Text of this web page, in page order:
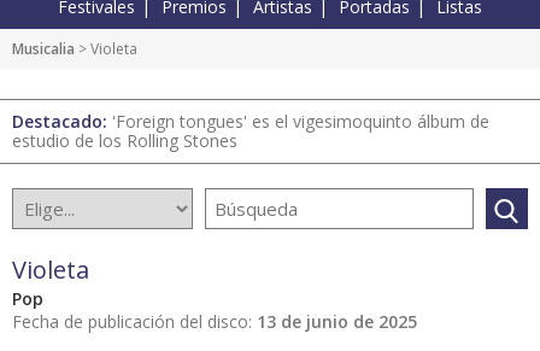
Festivales
Premios Artistas Portadas Listas
Musicalia > Violeta
Destacado: 'Foreign tongues' es el vigesimoquinto álbum de
estudio de los Rolling Stones
Violeta
Pop
Fecha de publicación del disco: 13 de junio de 2025